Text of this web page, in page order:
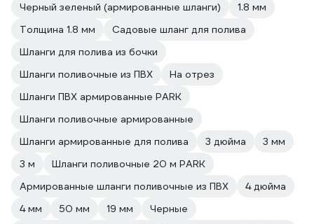
Черный зеленый (армированные шланги)
1.8 мм
Толщина 1.8 мм
Садовые шланг для полива
Шланги для полива из бочки
Шланги поливочные из ПВХ
На отрез
Шланги ПВХ армированные PARK
Шланги поливочные армированные
Шланги армированные для полива
3 дюйма
3 мм
3 м
Шланги поливочные 20 м PARK
Армированные шланги поливочные из ПВХ
4 дюйма
4 мм
50 мм 19 мм
Черные